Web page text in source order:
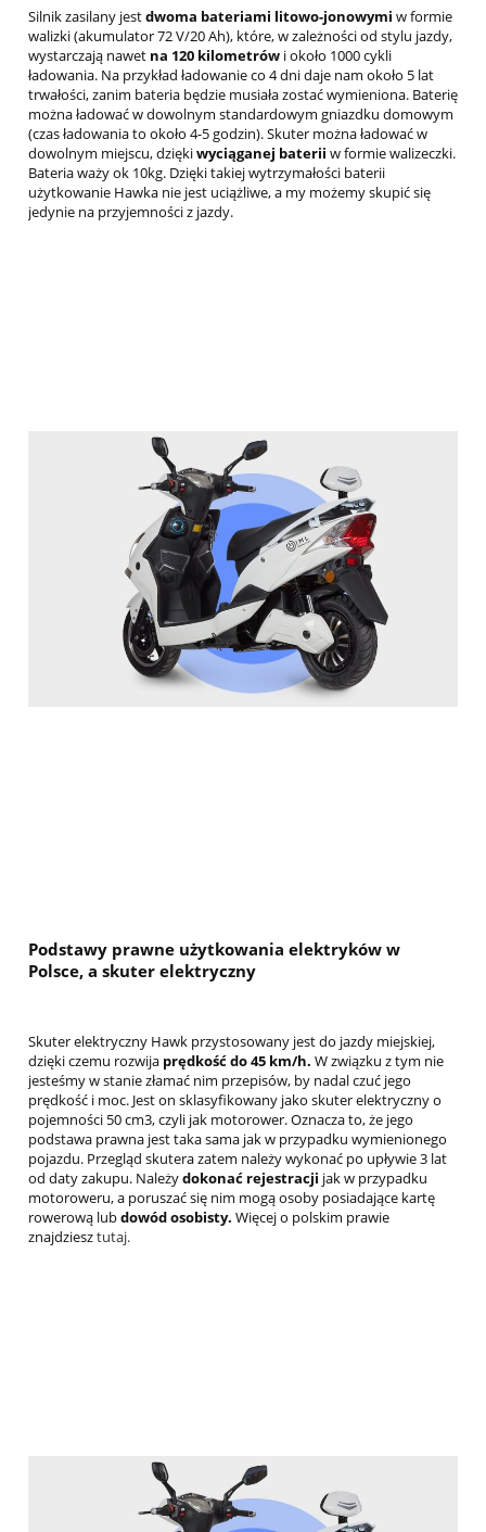
Silnik zasilany jestdwoma bateriami litowo-jonowymi w formie
walizki (akumulator 72 V/20 Ah), które, w zależności od stylu jazdy,
wystarczają nawet na 120 kilometrów i około 1000 cykli
ładowania. Na przykład ładowanie co 4 dni daje nam około 5 lat
trwałości, zanim bateria będzie musiała zostać wymieniona. Baterię
można ładować w dowolnym standardowym gniazdku domowym
(czas ładowania to około 4-5 godzin). Skuter można ładować w
dowolnym miejscu, dziękiwyciąganej baterii w formie walizeczki.
Bateria waży ok 10kg. Dzięki takiej wytrzymałości baterii
użytkowanie Hawka nie jest uciążliwe, a my możemy skupić się
jedynie na przyjemności z jazdy.
Podstawy prawne użytkowania elektryków w
Polsce, a skuter elektryczny
Skuter elektryczny Hawk przystosowany jest do jazdy miejskiej,
dzięki czemu rozwija prędkość do 45 km/h. W związku z tym nie
jesteśmy w stanie złamać nim przepisów, by nadal czuć jego
prędkość i moc. Jest on sklasyfikowany jako skuter elektryczny o
pojemności 50 cm3, czyli jak motorower. Oznacza to, że jego
podstawa prawna jest taka sama jak w przypadku wymienionego
pojazdu. Przegląd skutera zatem należy wykonać po upływie 3 lat
od daty zakupu. Należydokonać rejestracji jak w przypadku
motoroweru, a poruszać się nim mogą osoby posiadające kartę
rowerową lubdowód osobisty. Więcej o polskim prawie
znajdziesztutaj.